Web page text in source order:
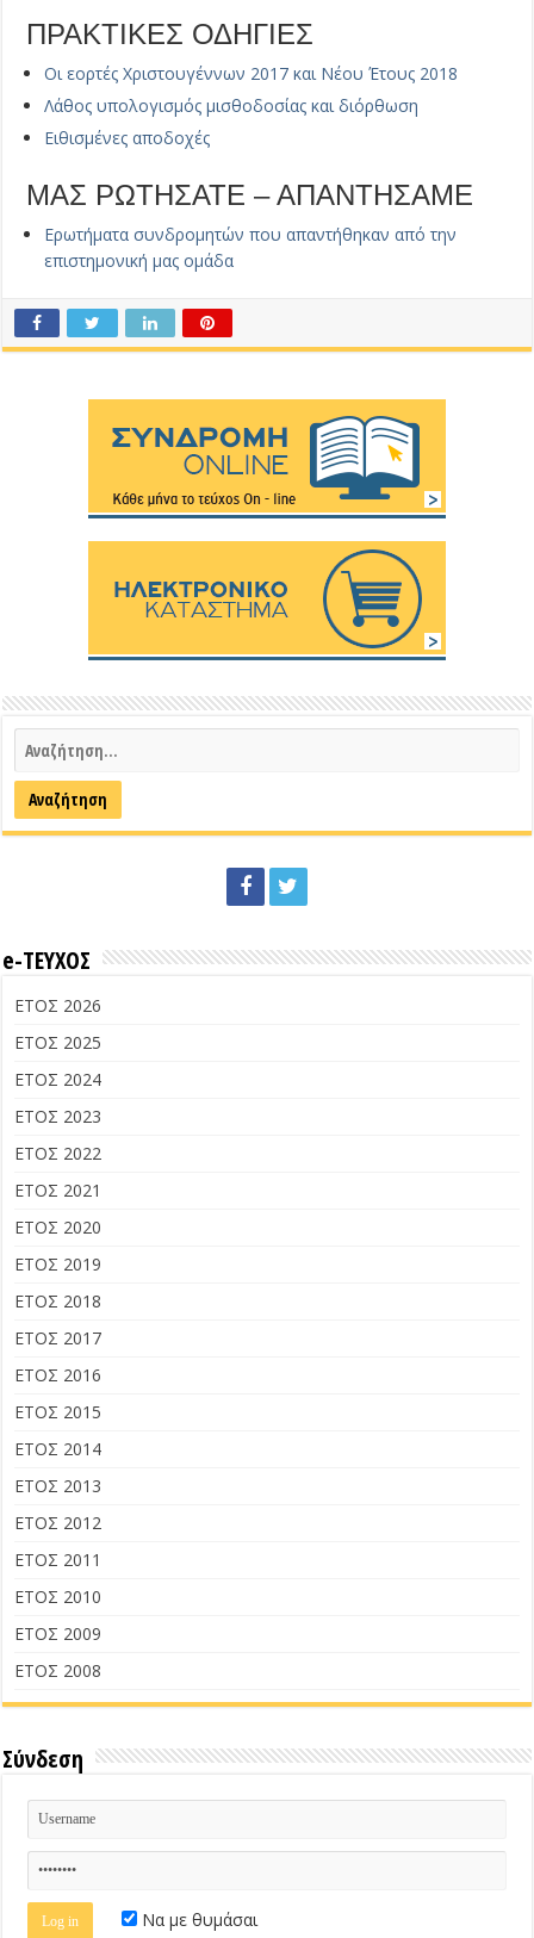
ΠΡΑΚΤΙΚΕΣ ΟΔΗΓΙΕΣ
Οι εορτές Χριστουγέννων 2017 και Νέου Έτους 2018
Λάθος υπολογισμός μισθοδοσίας και διόρθωση
Ειθισμένες αποδοχές
ΜΑΣ ΡΩΤΗΣΑΤΕ – ΑΠΑΝΤΗΣΑΜΕ
Ερωτήματα συνδρομητών που απαντήθηκαν από την
επιστημονική μας ομάδα
e-ΤΕΥΧΟΣ
ΕΤΟΣ 2026
ΕΤΟΣ 2025
ΕΤΟΣ 2024
ΕΤΟΣ 2023
ΕΤΟΣ 2022
ΕΤΟΣ 2021
ΕΤΟΣ 2020
ΕΤΟΣ 2019
ΕΤΟΣ 2018
ΕΤΟΣ 2017
ΕΤΟΣ 2016
ΕΤΟΣ 2015
ΕΤΟΣ 2014
ΕΤΟΣ 2013
ΕΤΟΣ 2012
ΕΤΟΣ 2011
ΕΤΟΣ 2010
ΕΤΟΣ 2009
ΕΤΟΣ 2008
Σύνδεση
Να με θυμάσαι